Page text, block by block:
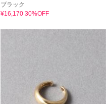
ブラック
¥16,170 30%OFF